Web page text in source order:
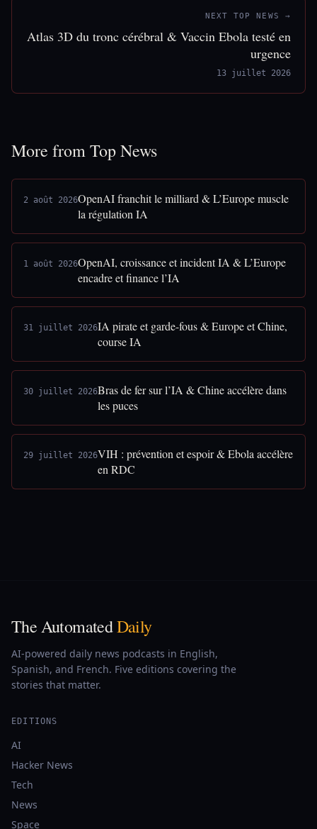
NEXT TOP NEWS →
Atlas 3D du tronc cérébral & Vaccin Ebola testé en
urgence
13 juillet 2026
More from Top News
2 août 2026OpenAI franchit le milliard & L’Europe muscle
la régulation IA
1 août 2026OpenAI, croissance et incident IA & L’Europe
encadre et finance l’IA
31 juillet 2026IA pirate et garde-fous & Europe et Chine,
course IA
30 juillet 2026Bras de fer sur l’IA & Chine accélère dans
les puces
29 juillet 2026VIH : prévention et espoir & Ebola accélère
en RDC
The AutomatedDaily
AI-powered daily news podcasts in English,
Spanish, and French. Five editions covering the
stories that matter.
EDITIONS
AI
Hacker News
Tech
News
Space